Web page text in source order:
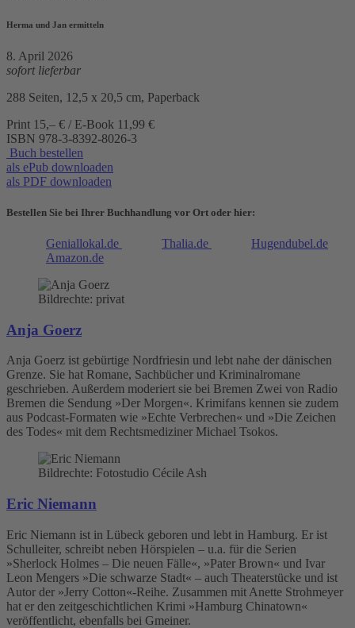
Herma und Jan ermitteln
8. April 2026
sofort lieferbar
288 Seiten, 12,5 x 20,5 cm, Paperback
Print 15,– € / E-Book 11,99 €
ISBN 978-3-8392-8026-3
Buch bestellen
als ePub downloaden
als PDF downloaden
Bestellen Sie bei Ihrer Buchhandlung vor Ort oder hier:
Geniallokal.de Thalia.de
Hugendubel.de
Amazon.de
Bildrechte: privat
Anja Goerz
Anja Goerz ist gebürtige Nordfriesin und lebt nahe der dänischen
Grenze. Sie hat Romane, Sachbücher und Kriminalromane
geschrieben. Außerdem moderiert sie bei Bremen Zwei von Radio
Bremen die Sendung »Der Morgen«. Krimifans kennen sie zudem
aus Podcast-Formaten wie »Echte Verbrechen« und »Die Zeichen
des Todes« mit dem Rechtsmediziner Michael Tsokos.
Bildrechte: Fotostudio Cécile Ash
Eric Niemann
Eric Niemann ist in Lübeck geboren und lebt in Hamburg. Er ist
Schulleiter, schreibt neben Hörspielen – u.a. für die Serien
»Sherlock Holmes – Die neuen Fälle«, »Pater Brown« und Ivar
Leon Mengers »Die schwarze Stadt« – auch Theaterstücke und ist
Autor der »Jerry Cotton«-Reihe. Zusammen mit Anette Strohmeyer
hat er den zeitgeschichtlichen Krimi »Hamburg Chinatown«
veröffentlicht, ebenfalls bei Gmeiner.